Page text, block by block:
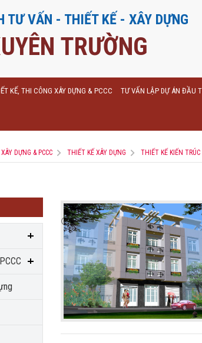
TƯ VẤN - THIẾT KẾ - XÂY DỰNG
TRƯỜNG
KẾ, THI CÔNG XÂY DỰNG & PCCC TƯ VẤN LẬP DỰ ÁN ĐẦU
DỰNG & PCCC THIẾT KẾ XÂY DỰNG THIẾT KẾ KIẾN TRÚC